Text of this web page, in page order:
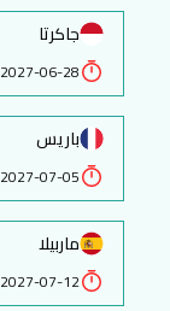
جاكرتا
2027-06-28
باريس
2027-07-05
ماربيلا
2027-07-12